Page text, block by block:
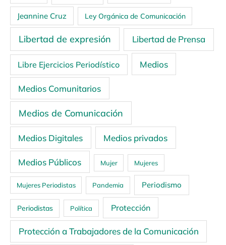
Jeannine Cruz Ley Orgánica de Comunicación
Libertad de expresión Libertad de Prensa
Libre Ejercicios Periodístico Medios
Medios Comunitarios
Medios de Comunicación
Medios Digitales Medios privados
Medios Públicos Mujer Mujeres
Mujeres Periodistas Pandemia Periodismo
Periodistas Política Protección
Protección a Trabajadores de la Comunicación